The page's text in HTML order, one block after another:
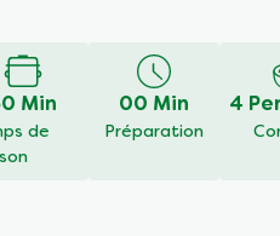
30 Min
de
00 Min 4